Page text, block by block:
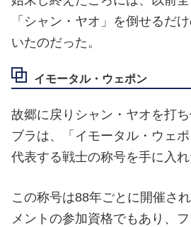
「シャン・ヤオ」を倒せるだ
いたのだった。
イモータル・ウェポン
故郷に戻りシャン・ヤオを打
ブラは、「イモータル・ウェ
代表する戦士の称号を手に入れ
この称号は88年ごとに開催さ
メントの参加資格でもあり、